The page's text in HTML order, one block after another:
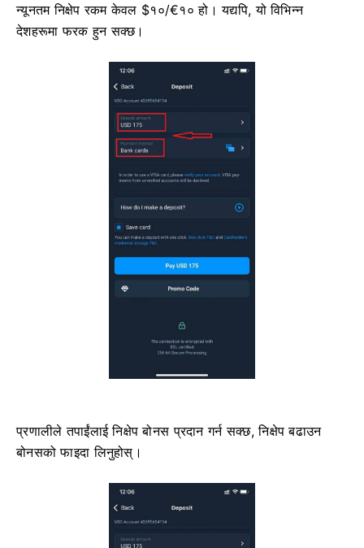
न्यूनतम निक्षेप रकम केवल $१०/€१० हो। यद्यपि, यो विभिन्न
देशहरूमा फरक हुन सक्छ।
प्रणालीले तपाईंलाई निक्षेप बोनस प्रदान गर्न सक्छ, निक्षेप बढाउन
बोनसको फाइदा लिनुहोस्।